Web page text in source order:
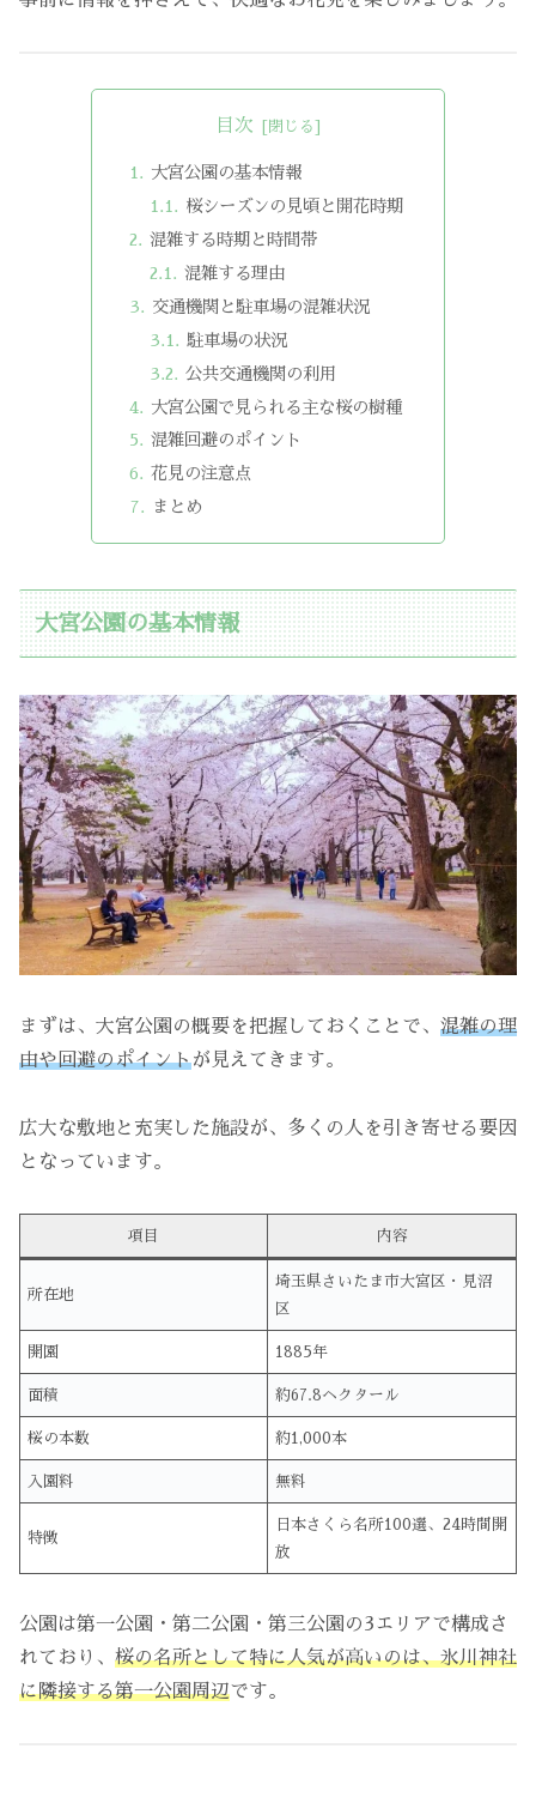
目次
大宮公園の基本情報
桜シーズンの見頃と開花時期
混雑する時期と時間帯
混雑する理由
交通機関と駐車場の混雑状況
駐車場の状況
公共交通機関の利用
大宮公園で見られる主な桜の樹種
混雑回避のポイント
花見の注意点
まとめ
大宮公園の基本情報
まずは、大宮公園の概要を把握しておくことで、 混雑の理
由や回避のポイントが見えてきます。
広大な敷地と充実した施設が、多くの人を引き寄せる要因
となっています。
項目 内容
所在地
埼玉県さいたま市大宮区・見沼
区
開園 1885年
面積 約67.8ヘクタール
桜の本数 約1,000本
入園料 無料
特徴
日本さくら名所100選、24時間開
放
公園は第一公園・第二公園・第三公園の3エリアで構成さ
れており、 桜の名所として特に人気が高いのは、氷川神社
に隣接する第一公園周辺です。